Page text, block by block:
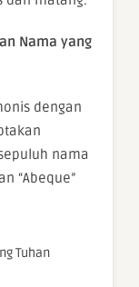
Nama yang
dengan
nama
“Abeque”
Tuhan